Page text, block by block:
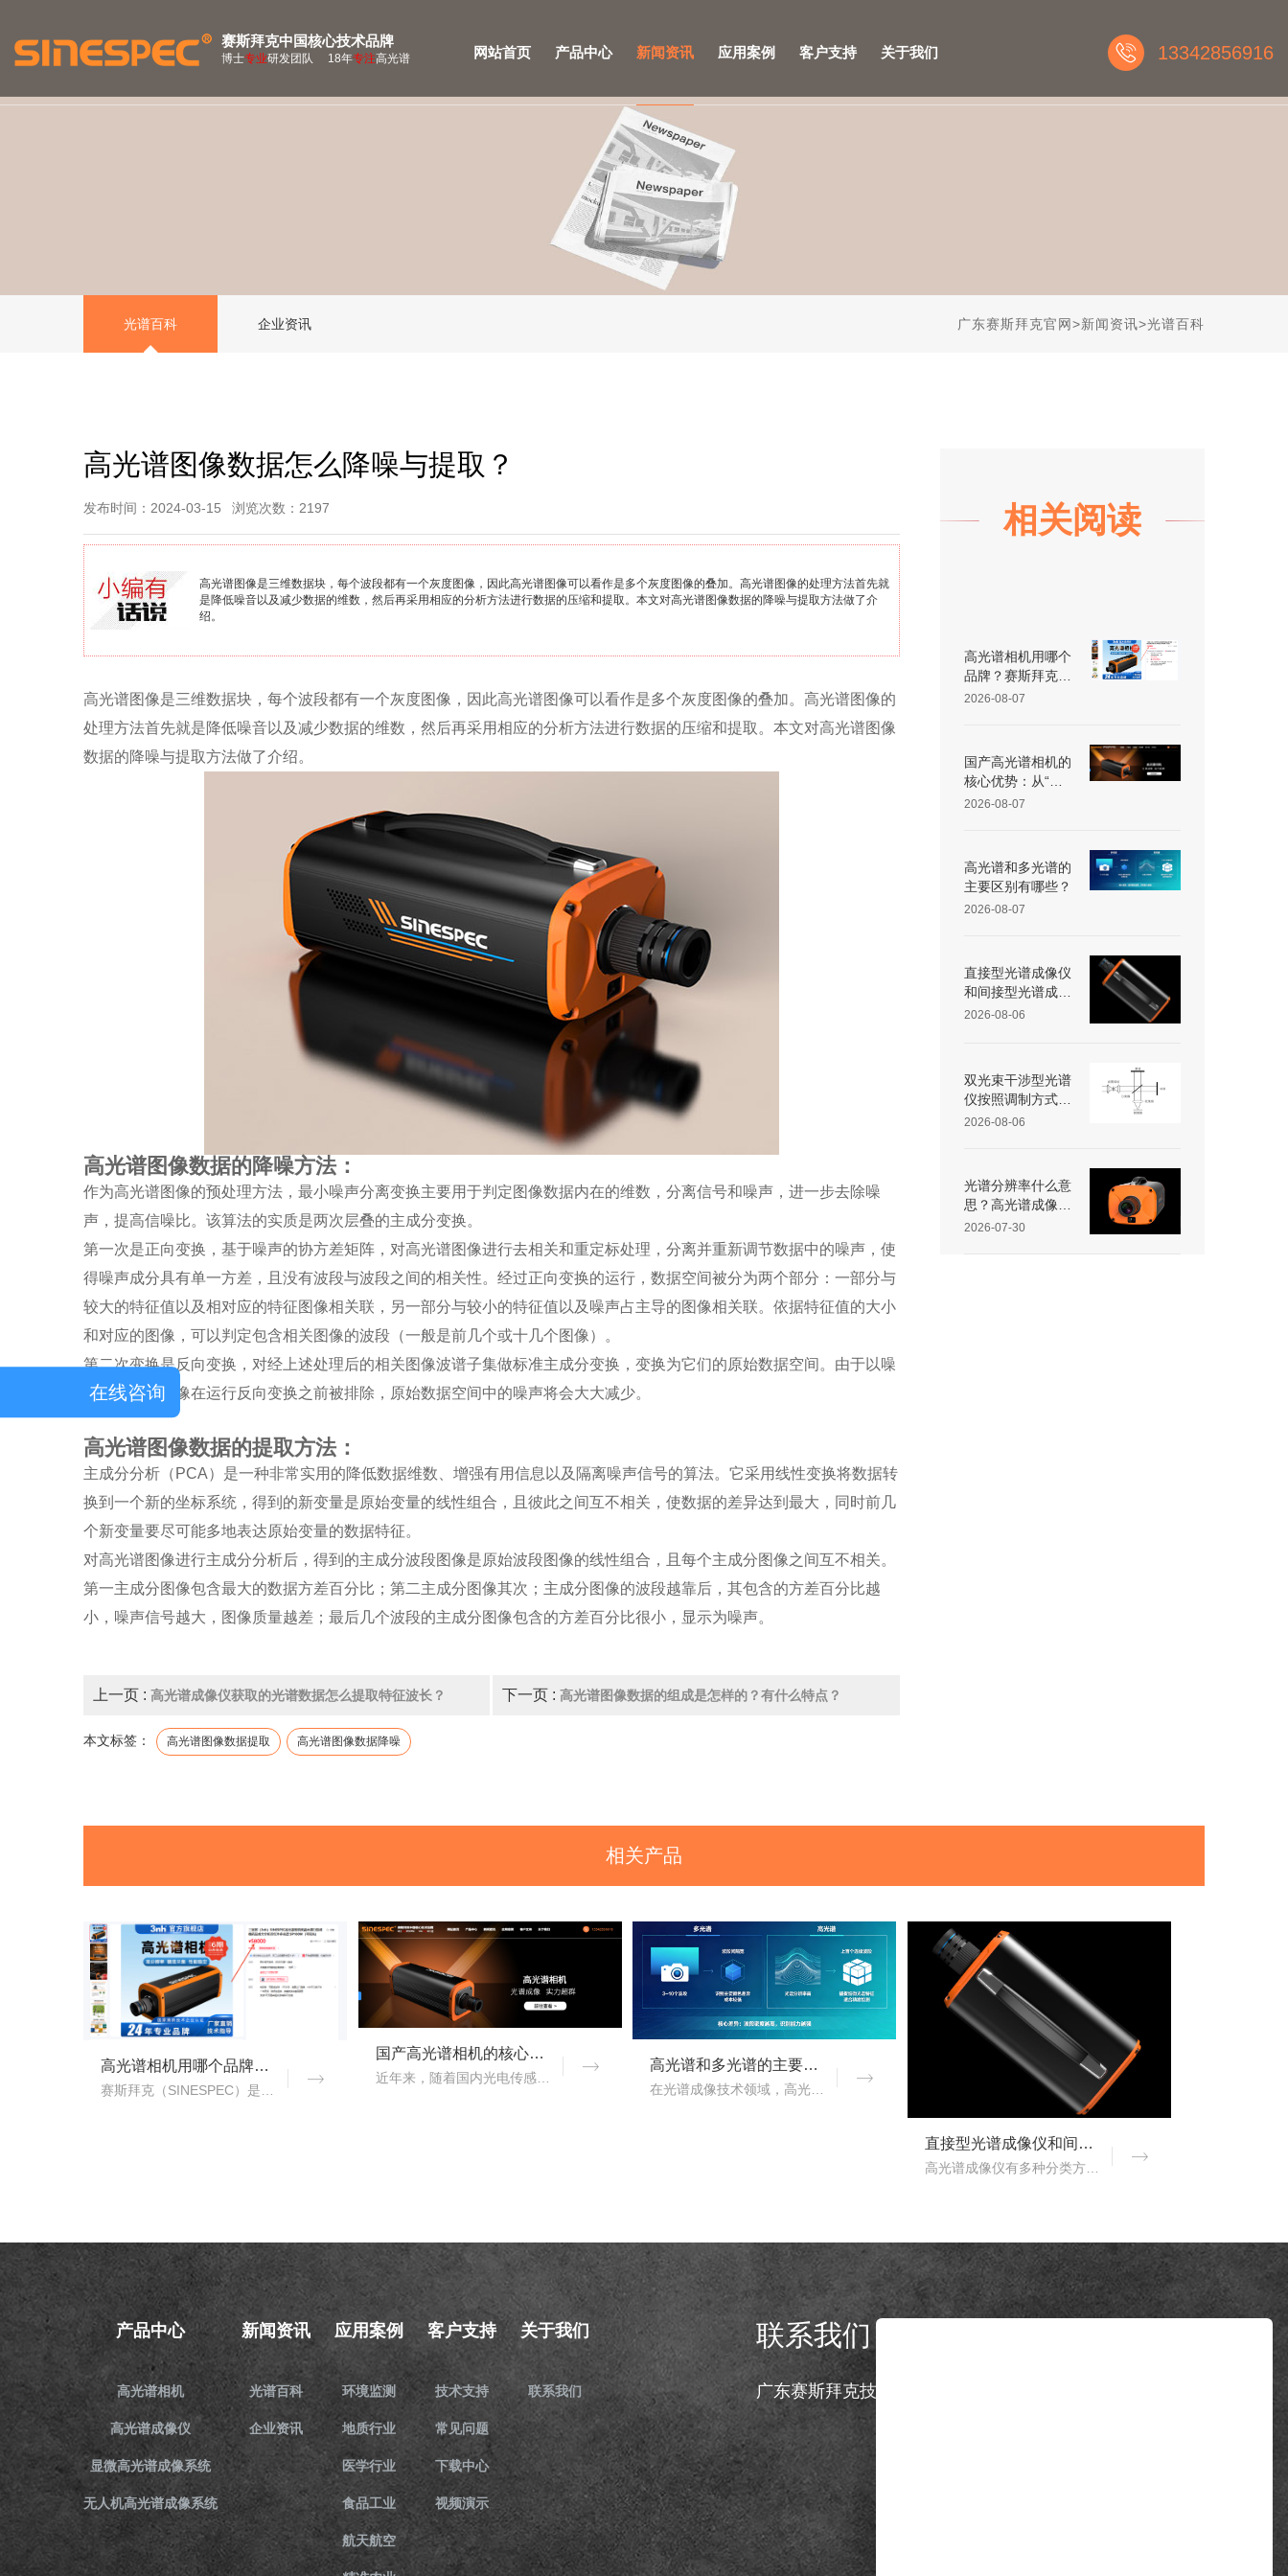
赛斯拜克中国核心技术品牌
博士专业研发团队 18年专注高光谱 网站首页 产品中心 新闻资讯 应用案例 客户支持 关于我们 13342856916
光谱百科 企业资讯 广东赛斯拜克官网>新闻资讯>光谱百科
高光谱图像数据怎么降噪与提取？
发布时间：2024-03-15 浏览次数：2197
高光谱图像是三维数据块，每个波段都有一个灰度图像，因此高光谱图像可以看作是多个灰度图像的叠加。高光谱图像的处理方法首先就
是降低噪音以及减少数据的维数，然后再采用相应的分析方法进行数据的压缩和提取。本文对高光谱图像数据的降噪与提取方法做了介
绍。
高光谱图像是三维数据块，每个波段都有一个灰度图像，因此高光谱图像可以看作是多个灰度图像的叠加。高光谱图像的
处理方法首先就是降低噪音以及减少数据的维数，然后再采用相应的分析方法进行数据的压缩和提取。本文对高光谱图像
数据的降噪与提取方法做了介绍。
高光谱图像数据的降噪方法：
作为高光谱图像的预处理方法，最小噪声分离变换主要用于判定图像数据内在的维数，分离信号和噪声，进一步去除噪
声，提高信噪比。该算法的实质是两次层叠的主成分变换。
第一次是正向变换，基于噪声的协方差矩阵，对高光谱图像进行去相关和重定标处理，分离并重新调节数据中的噪声，使
得噪声成分具有单一方差，且没有波段与波段之间的相关性。经过正向变换的运行，数据空间被分为两个部分：一部分与
较大的特征值以及相对应的特征图像相关联，另一部分与较小的特征值以及噪声占主导的图像相关联。依据特征值的大小
和对应的图像，可以判定包含相关图像的波段（一般是前几个或十几个图像）。
第二次变换是反向变换，对经上述处理后的相关图像波谱子集做标准主成分变换，变换为它们的原始数据空间。由于以噪
声为主导的图像在运行反向变换之前被排除，原始数据空间中的噪声将会大大减少。
高光谱图像数据的提取方法：
主成分分析（PCA）是一种非常实用的降低数据维数、增强有用信息以及隔离噪声信号的算法。它采用线性变换将数据转
换到一个新的坐标系统，得到的新变量是原始变量的线性组合，且彼此之间互不相关，使数据的差异达到最大，同时前几
个新变量要尽可能多地表达原始变量的数据特征。
对高光谱图像进行主成分分析后，得到的主成分波段图像是原始波段图像的线性组合，且每个主成分图像之间互不相关。
第一主成分图像包含最大的数据方差百分比；第二主成分图像其次；主成分图像的波段越靠后，其包含的方差百分比越
小，噪声信号越大，图像质量越差；最后几个波段的主成分图像包含的方差百分比很小，显示为噪声。
上一页 : 高光谱成像仪获取的光谱数据怎么提取特征波长？ 下一页 :高光谱图像数据的组成是怎样的？有什么特点？
本文标签： 高光谱图像数据提取 高光谱图像数据降噪
相关阅读
高光谱相机用哪个
品牌？赛斯拜克怎
么样？
2026-08-07
国产高光谱相机的
核心优势：从“跟
跑”到“并跑”的跨越
2026-08-07
高光谱和多光谱的
主要区别有哪些？
2026-08-07
直接型光谱成像仪
和间接型光谱成像
仪区别
2026-08-06
双光束干涉型光谱
仪按照调制方式不
同可分为哪些类
2026-08-06
光谱分辨率什么意
思？高光谱成像仪
光谱分辨率范围多
2026-07-30
相关产品
高光谱相机用哪个品牌？赛斯拜克怎么样？
国产高光谱相机的核心优势：从“跟跑”到“并跑”的跨越
近年来，随着国内光电传感、光学设计、成像算法等产业链环节的持续突破，国产高光谱相机综合性能稳步提升，正在从“进口替代”走向“自主引领”。..
高光谱和多光谱的主要区别有哪些？
直接型光谱成像仪和间接型光谱成像仪区别
高光谱成像仪有多种分类方式，按照重构理论分类，可以分为直接型光谱成像仪和间接型光谱成像仪。那么，直接型光谱成像仪和间接型光谱成像仪什么区别？下文对直接型光谱成像..
产品中心
高光谱相机
高光谱成像仪
显微高光谱成像系统
无人机高光谱成像系统
新闻资讯
光谱百科
企业资讯
应用案例
环境监测
地质行业
医学行业
食品工业
航天航空
客户支持
技术支持
常见问题
下载中心
视频演示
关于我们
联系我们
联系我们
广东赛斯拜克技术有限公司
在线咨询